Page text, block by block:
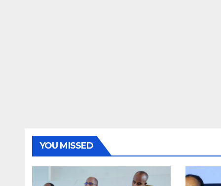
YOU MISSED